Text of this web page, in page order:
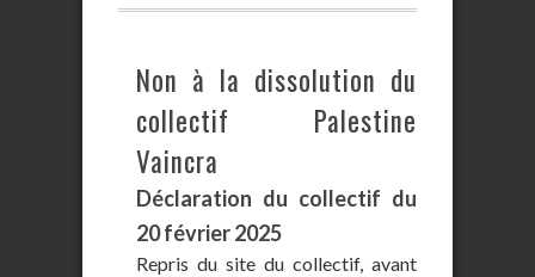
Non à la dissolution du
collectif Palestine
Vaincra
Déclaration du collectif du
20 février 2025
Repris du site du collectif, avant